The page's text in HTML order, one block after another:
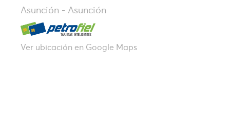
Asunción - Asunción
Ver ubicación en Google Maps